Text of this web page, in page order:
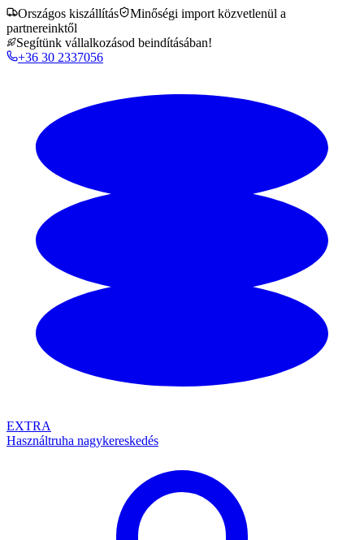
Országos kiszállítás
Minőségi import közvetlenül a
partnereinktől
Segítünk vállalkozásod beindításában!
+36 30 2337056
EXTRA
Használtruha nagykereskedés